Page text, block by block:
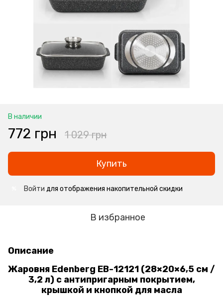
В наличии
772 грн 1 029 грн
Купить
Войти для отображения накопительной скидки
В избранное
Описание
Жаровня Edenberg EB-12121 (28×20×6,5 см /
3,2 л) с антипригарным покрытием,
крышкой и кнопкой для масла